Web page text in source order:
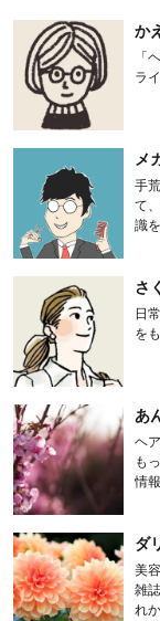
か
「
ラ
メ
手
て
識
さ
日
を
あ
ヘ
も
情
ダ
美
雑
れ